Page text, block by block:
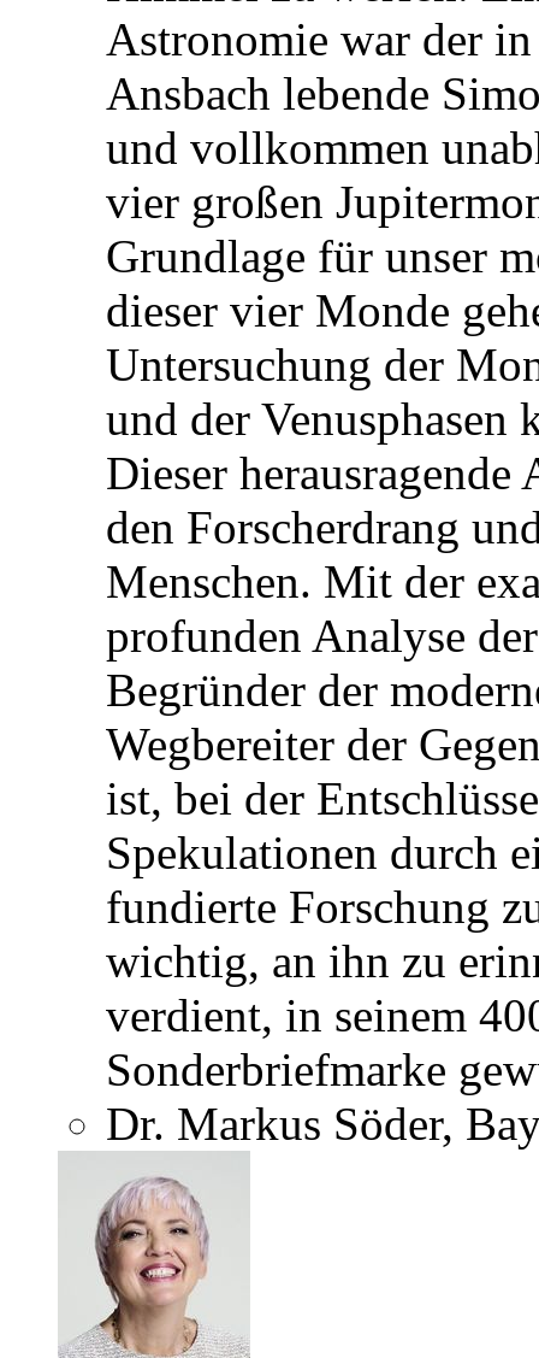
Astronomie war der
Ansbach lebende
und vollkommen
vier großen
Grundlage für unser
dieser vier Monde
Untersuchung der
und der Venusphasen
Dieser
den Forscherdrang
Menschen. Mit der
profunden Analyse
Begründer der
Wegbereiter der
ist, bei der
Spekulationen durch
fundierte Forschung
wichtig, an ihn zu
verdient, in seinem
Sonderbriefmarke
Dr. Markus Söder,